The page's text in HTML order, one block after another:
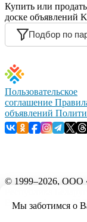
Купить или
доске объявлений
Подбор по
Мы заботимся о
Пользовательское
соглашение
объявлений
© 1999–2026, ООО
Время работы с